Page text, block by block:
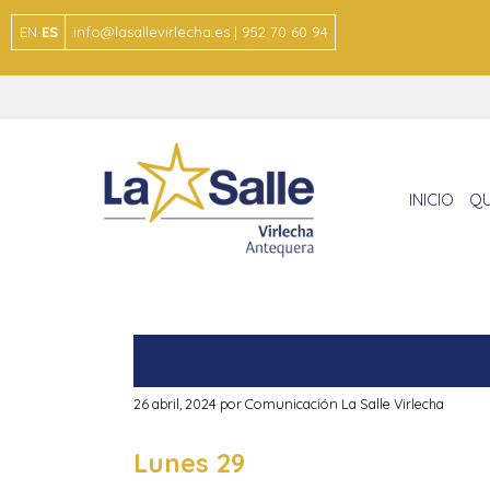
EN ES info@lasallevirlecha.es | 952 70 60 94
INICIO
26 abril, 2024 porComunicación La Salle Virlecha
Lunes 29